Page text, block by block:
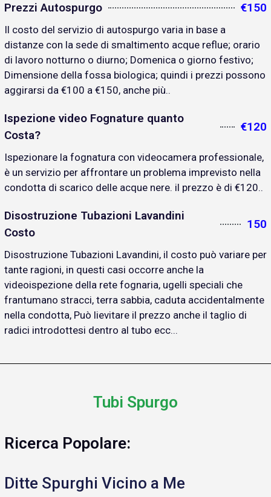
Prezzi Autospurgo €150
Il costo del servizio di autospurgo varia in base a
distanze con la sede di smaltimento acque reflue; orario
di lavoro notturno o diurno; Domenica o giorno festivo;
Dimensione della fossa biologica; quindi i prezzi possono
aggirarsi da €100 a €150, anche più..
Ispezione video Fognature quanto
Costa?
€120
Ispezionare la fognatura con videocamera professionale,
è un servizio per affrontare un problema imprevisto nella
condotta di scarico delle acque nere. il prezzo è di €120..
Disostruzione Tubazioni Lavandini
Costo
150
Disostruzione Tubazioni Lavandini, il costo può variare per
tante ragioni, in questi casi occorre anche la
videoispezione della rete fognaria, ugelli speciali che
frantumano stracci, terra sabbia, caduta accidentalmente
nella condotta, Può lievitare il prezzo anche il taglio di
radici introdottesi dentro al tubo ecc...
Tubi Spurgo
Ricerca Popolare:
Ditte Spurghi Vicino a Me